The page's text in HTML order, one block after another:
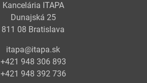
Kancelária ITAPA
Dunajská 25
811 08 Bratislava
itapa@itapa.sk
+421 948 306 893
+421 948 392 736